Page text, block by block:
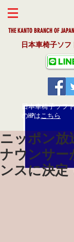
THE KANTO BRANCH OF
日本車椅子ソ
日本車椅子ソフ
​のHPはこちら
ニッポン
ナウンサー
ンスに決定